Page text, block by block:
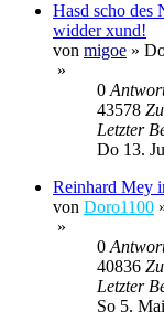
Hasd scho des
widder xund!
von migoe »
»
0
43578
Letzter
Do 13.
Reinhard Mey
von Doro1100
»
0
40836
Letzter
So 5.